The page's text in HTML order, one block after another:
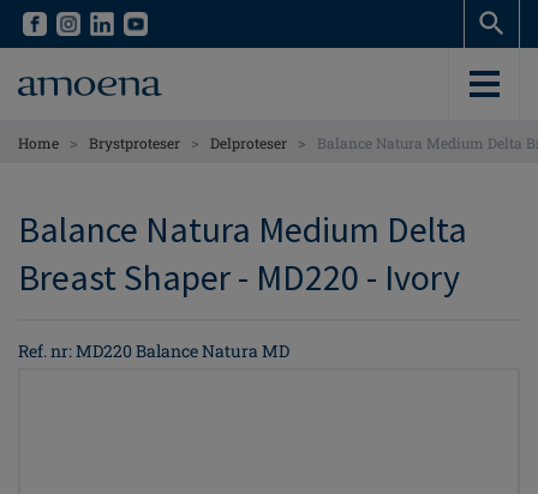
Skip
content
Skip
content
Home > Brystproteser > Delproteser > Balance Natura Medium Delta
Balance Natura Medium Delta
Breast Shaper - MD220 - Ivory
Ref. nr: MD220 Balance Natura MD